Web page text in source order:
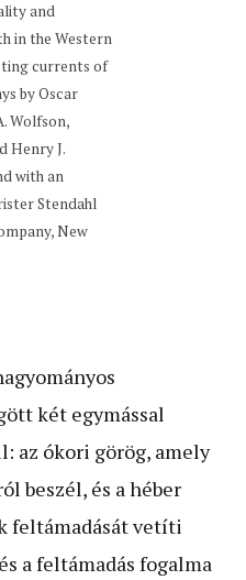
and
in the Western
currents of
by Oscar
Wolfson,
Henry J.
with an
Stendahl
New
két egymással
az ókori görög, amely
beszél, és a héber
feltámadását vetíti
a feltámadás fogalma